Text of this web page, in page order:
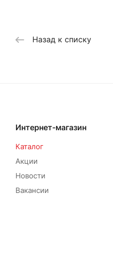
Назад к списку
Интернет-магазин
Каталог
Акции
Новости
Вакансии